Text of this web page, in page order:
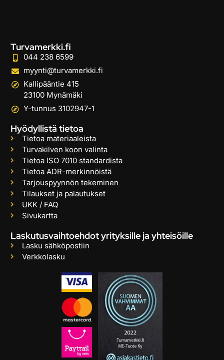
Turvamerkki.fi
044 238 6599
myynti@turvamerkki.fi
Kallipääntie 415
23100 Mynämäki
Y-tunnus 3102947-1
Hyödyllistä tietoa
Tietoa materiaaleista
Turvakilven koon valinta
Tietoa ISO 7010 standardista
Tietoa ADR-merkinnöistä
Tarjouspyynnön tekeminen
Tilaukset ja palautukset
UKK / FAQ
Sivukartta
Laskutusvaihtoehdot yrityksille ja yhteisöille
Lasku sähköpostiin
Verkkolasku